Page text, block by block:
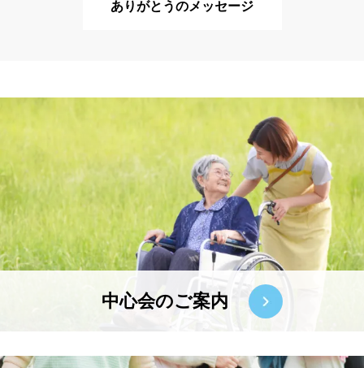
ありがとうのメッセージ
中心会のご案内